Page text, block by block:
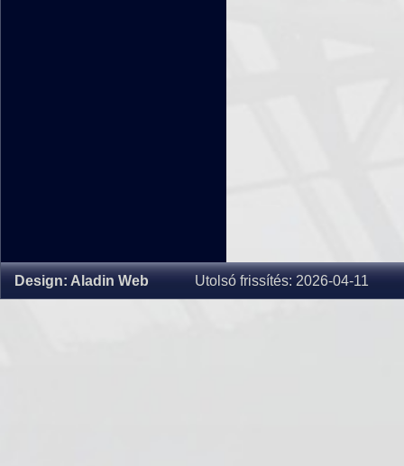
Design: Aladin Web Utolsó frissítés: 2026-04-11